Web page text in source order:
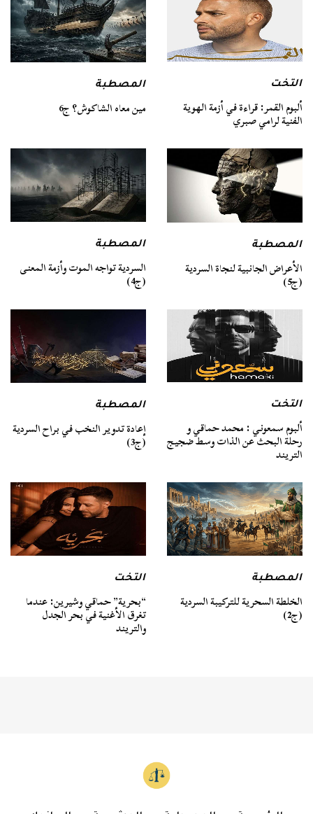
التخت
ألبوم القمر: قراءة في أزمة الهوية
الفنية لرامي صبري
المصطبة
مين معاه الشاكوش؟ ج6
المصطبة
الأعراض الجانبية لنجاة السردية
(ج5)
المصطبة
السردية تواجه الموت وأزمة المعنى
(ج4)
التخت
ألبوم سمعوني : محمد حماقي و
رحلة البحث عن الذات وسط ضجيج
التريند
المصطبة
إعادة تدوير النخب في براح السردية
(ج3)
المصطبة
الخلطة السحرية للتركيبة السردية
(ج2)
التخت
“بحرية” حماقي وشيرين: عندما
تغرق الأغنية في بحر الجدل
والتريند